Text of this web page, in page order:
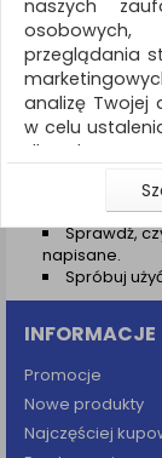
Wyniki
NIE
Nie
PODPOWIEDZI
Zmień
wyszukaj
Sprawdź,
napisane.
Spróbuj
INFORMACJE
Promocje
Nowe produkty
Najczęściej
naszych
przeglądania
analizę Twojej
w celu
dla
ich
Jeśli nie
zakres, kliknij
informacje o
znajdziesz
prywatności
W przypadku
umożliwić
związane z
www, a w